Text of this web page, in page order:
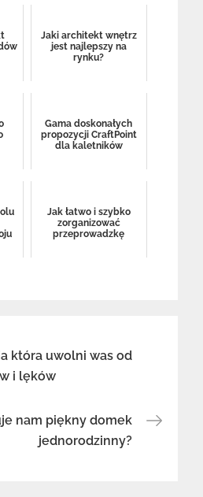
Jaki architekt wnętrz
jest najlepszy na
rynku?
Gama doskonałych
propozycji CraftPoint
dla kaletników
Jak łatwo i szybko
zorganizować
przeprowadzkę
która uwolni was od
i lęków
nam piękny domek
jednorodzinny?